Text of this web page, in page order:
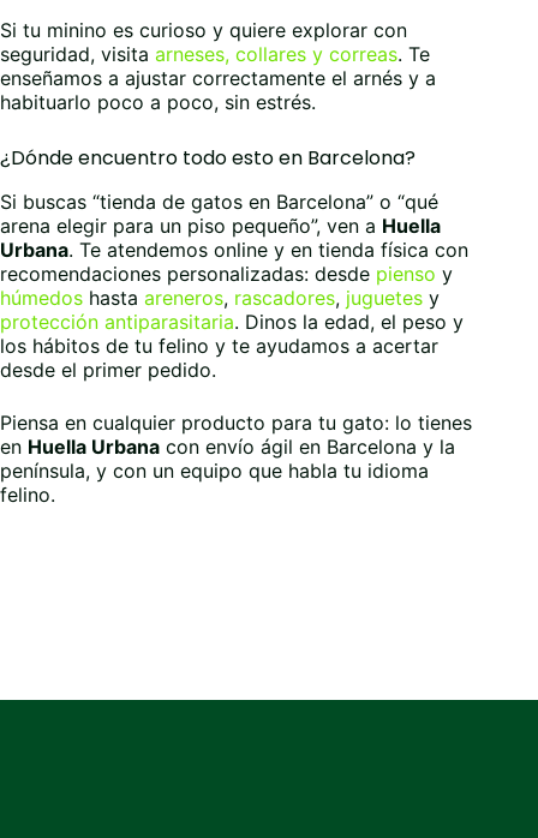
Si tu minino es curioso y quiere explorar con
seguridad, visita arneses, collares y correas. Te
enseñamos a ajustar correctamente el arnés y a
habituarlo poco a poco, sin estrés.
¿Dónde encuentro todo esto en Barcelona?
Si buscas “tienda de gatos en Barcelona” o “qué
arena elegir para un piso pequeño”, ven a Huella
Urbana. Te atendemos online y en tienda física con
recomendaciones personalizadas: desde pienso y
húmedos hasta areneros, rascadores, juguetes y
protección antiparasitaria. Dinos la edad, el peso y
los hábitos de tu felino y te ayudamos a acertar
desde el primer pedido.
Piensa en cualquier producto para tu gato: lo tienes
en Huella Urbana con envío ágil en Barcelona y la
península, y con un equipo que habla tu idioma
felino.